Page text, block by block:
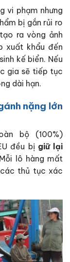
vi phạm nhưng
bị gắn rủi ro
ra vòng ảnh
xuất khẩu đến
kế biển. Nếu
gia sẽ tiếp tục
dài hạn.
nặng lớn
bộ (100%)
đều bị giữ lại
lô hàng mất
thủ tục xác